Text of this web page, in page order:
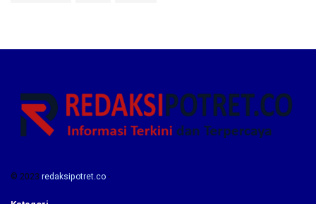
© 2023 redaksipotret.co-